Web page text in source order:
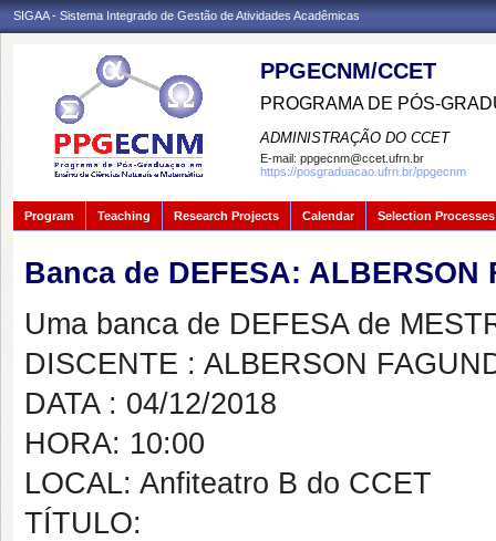
SIGAA - Sistema Integrado de Gestão de Atividades Acadêmicas
PPGECNM/CCET
PROGRAMA DE PÓS-
ADMINISTRAÇÃO DO CCET
E-mail: ppgecnm@ccet.ufrn.br
https://posgraduacao.ufrn.br/ppgecnm
Program Teaching Research Projects Calendar Selection Processes
Banca de DEFESA: ALBERSON
Uma banca de DEFESA de
DISCENTE : ALBERSON
DATA : 04/12/2018
HORA: 10:00
LOCAL: Anfiteatro B do CCET
TÍTULO: